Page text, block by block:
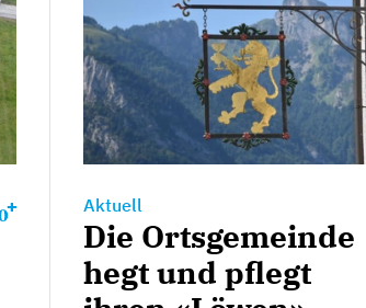
Aktuell
Die Ortsgemeinde
hegt und pflegt